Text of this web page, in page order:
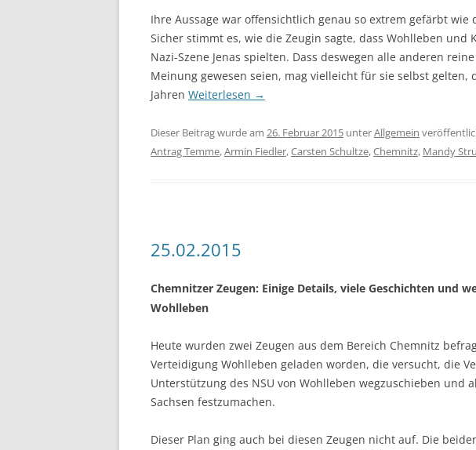
Ihre Aussage war offensichtlich genau so extrem gefärbt wie
Sicher stimmt es, wie die Zeugin sagte, dass Wohlleben und
Nazi-Szene Jenas spielten. Dass deswegen alle anderen
Meinung gewesen seien, mag vielleicht für sie selbst gelten,
Jahren Weiterlesen →
Dieser Beitrag wurde am 26. Februar 2015 unterAllgemein
Antrag Temme,Armin Fiedler,Carsten Schultze,Chemnitz, Mandy
25.02.2015
Chemnitzer Zeugen: Einige Details, viele Geschichten und
Wohlleben
Heute wurden zwei Zeugen aus dem Bereich Chemnitz
Verteidigung Wohlleben geladen worden, die versucht, die
Unterstützung des NSU von Wohlleben wegzuschieben und
Sachsen festzumachen.
Dieser Plan ging auch bei diesen Zeugen nicht auf. Die